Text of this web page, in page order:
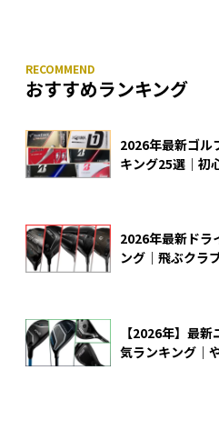
おすすめランキング
2026年最新ゴル
キング25選｜初
2026年最新ドラ
ング｜飛ぶクラ
【2026年】最
気ランキング｜